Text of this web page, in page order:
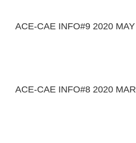
ACE-CAE INFO#9 2020 MAY
ACE-CAE INFO#8 2020 MAR